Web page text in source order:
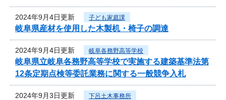
2024年9月4日更新 子ども家庭課
岐阜県産材を使用した木製机・椅子の調達
2024年9月4日更新 岐阜各務野高等学校
岐阜県立岐阜各務野高等学校で実施する建築基準法第
12条定期点検等委託業務に関する一般競争入札
2024年9月3日更新 下呂土木事務所